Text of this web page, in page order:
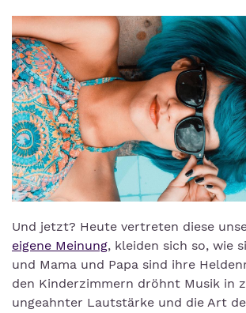
Und jetzt? Heute vertreten diese
eigene Meinung, kleiden sich so, wie
und Mama und Papa sind ihre
den Kinderzimmern dröhnt Musik in
ungeahnter Lautstärke und die Art